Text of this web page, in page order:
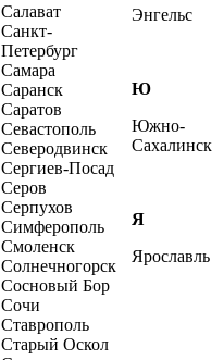
Салават
Санкт-
Петербург
Самара
Саранск
Саратов
Севастополь
Северодвинск
Сергиев-Посад
Серов
Серпухов
Симферополь
Смоленск
Солнечногорск
Сосновый Бор
Сочи
Ставрополь
Старый Оскол
Энгельс
Ю
Южно-
Сахалинск
Я
Ярославль